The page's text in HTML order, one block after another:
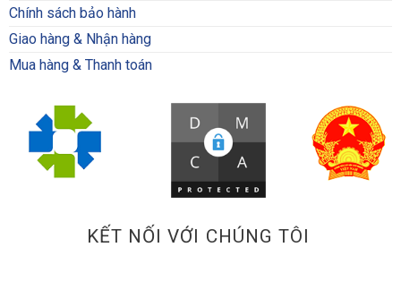
Chính sách bảo hành
Giao hàng & Nhận hàng
Mua hàng & Thanh toán
KẾT NỐI VỚI CHÚNG TÔI